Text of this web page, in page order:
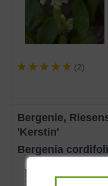
(2)
Bergenie, Riesensteinbrech
'Kerstin'
Bergenia